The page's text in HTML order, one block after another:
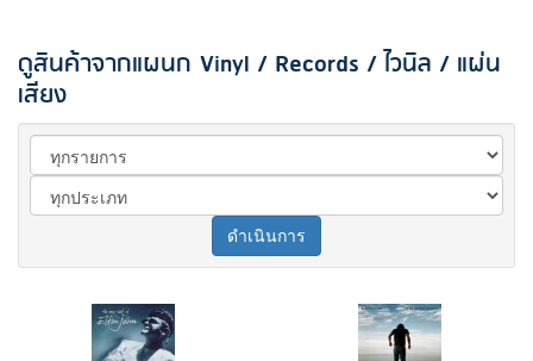
ดูสินค้าจากแผนก Vinyl / Records / ไวนิล / แผ่น
เสียง
ดำเนินการ